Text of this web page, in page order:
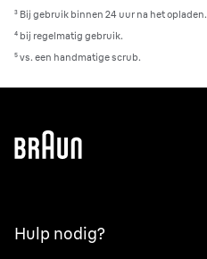
³ Bij gebruik binnen 24 uur na het opladen.
⁴ bij regelmatig gebruik.
⁵ vs. een handmatige scrub.
Hulp nodig?